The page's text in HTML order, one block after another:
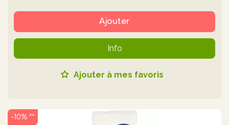
Ajouter
Info
Ajouter à mes favoris
-10% **